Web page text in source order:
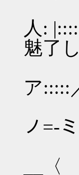
人:
魅了
ア:::::
ノ=-
/
__